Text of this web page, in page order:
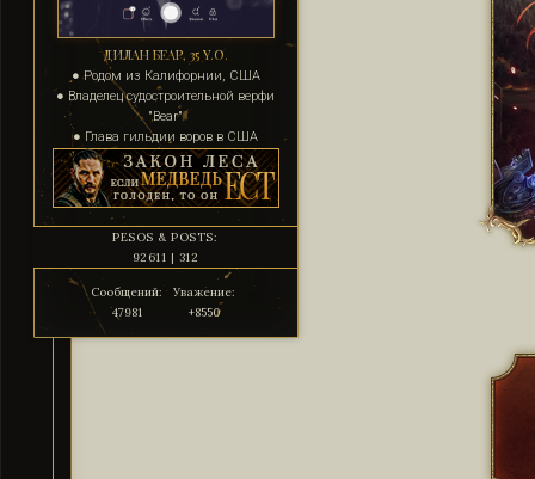
ДИЛАН БЕАР, 35 Y.O.
● Родом из Калифорнии, США
● Владелец судостроительной верфи
"Bear"
● Глава гильдии воров в США
PESOS & POSTS:
92611 | 312
Сообщений:
47981
Уважение:
+8550